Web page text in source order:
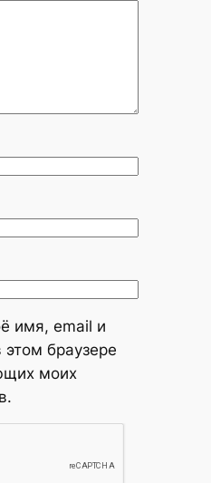
имя, email и
этом браузере
моих